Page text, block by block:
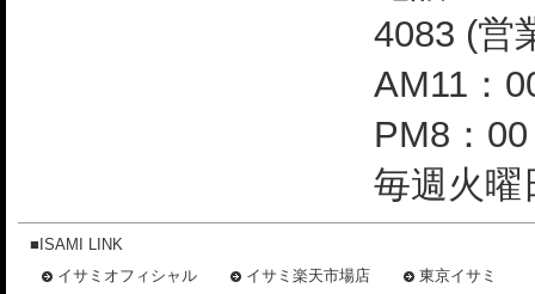
4083 (営
AM11：
PM8：
毎週火曜
■ISAMI LINK
イサミオフィシャル
イサミ楽天市場店 東京イサミ